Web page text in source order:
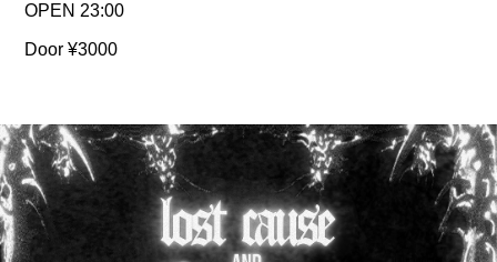
OPEN 23:00
Door ¥3000